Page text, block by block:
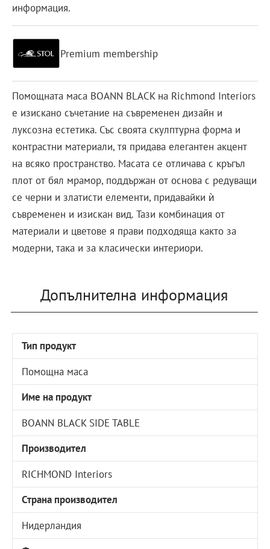
информация.
Premium membership
Помощната маса BOANN BLACK на Richmond Interiors
е изискано съчетание на съвременен дизайн и
луксозна естетика. Със своята скулптурна форма и
контрастни материали, тя придава елегантен акцент
на всяко пространство. Масата се отличава с кръгъл
плот от бял мрамор, поддържан от основа с редуващи
се черни и златисти елементи, придавайки ѝ
съвременен и изискан вид. Тази комбинация от
материали и цветове я прави подходяща както за
модерни, така и за класически интериори.
Допълнителна информация
Тип продукт
Помощна маса
Име на продукт
BOANN BLACK SIDE TABLE
Производител
RICHMOND Interiors
Страна производител
Нидерландия